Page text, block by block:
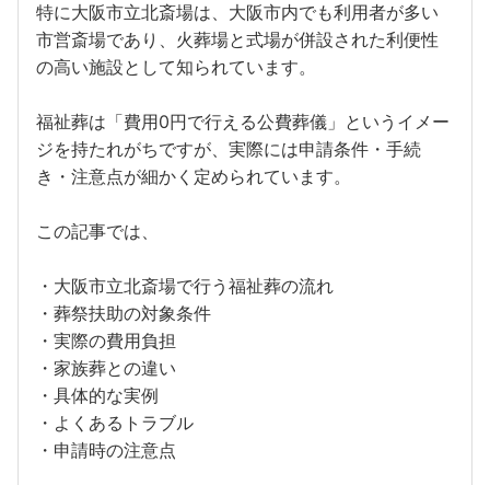
特に大阪市立北斎場は、大阪市内でも利用者が多い
市営斎場であり、火葬場と式場が併設された利便性
の高い施設として知られています。
福祉葬は「費用0円で行える公費葬儀」というイメー
ジを持たれがちですが、実際には申請条件・手続
き・注意点が細かく定められています。
この記事では、
・大阪市立北斎場で行う福祉葬の流れ
・葬祭扶助の対象条件
・実際の費用負担
・家族葬との違い
・具体的な実例
・よくあるトラブル
・申請時の注意点